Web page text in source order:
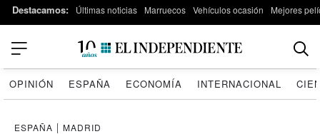
Destacamos: Últimas noticias Marruecos Vehículos ocasión Mejores
OPINIÓN ESPAÑA ECONOMÍA INTERNACIONAL
ESPAÑA | MADRID